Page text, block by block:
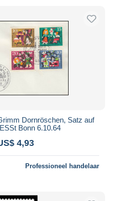
Dornröschen, Satz auf
Bonn 6.10.64
4,93
Professioneel handelaar